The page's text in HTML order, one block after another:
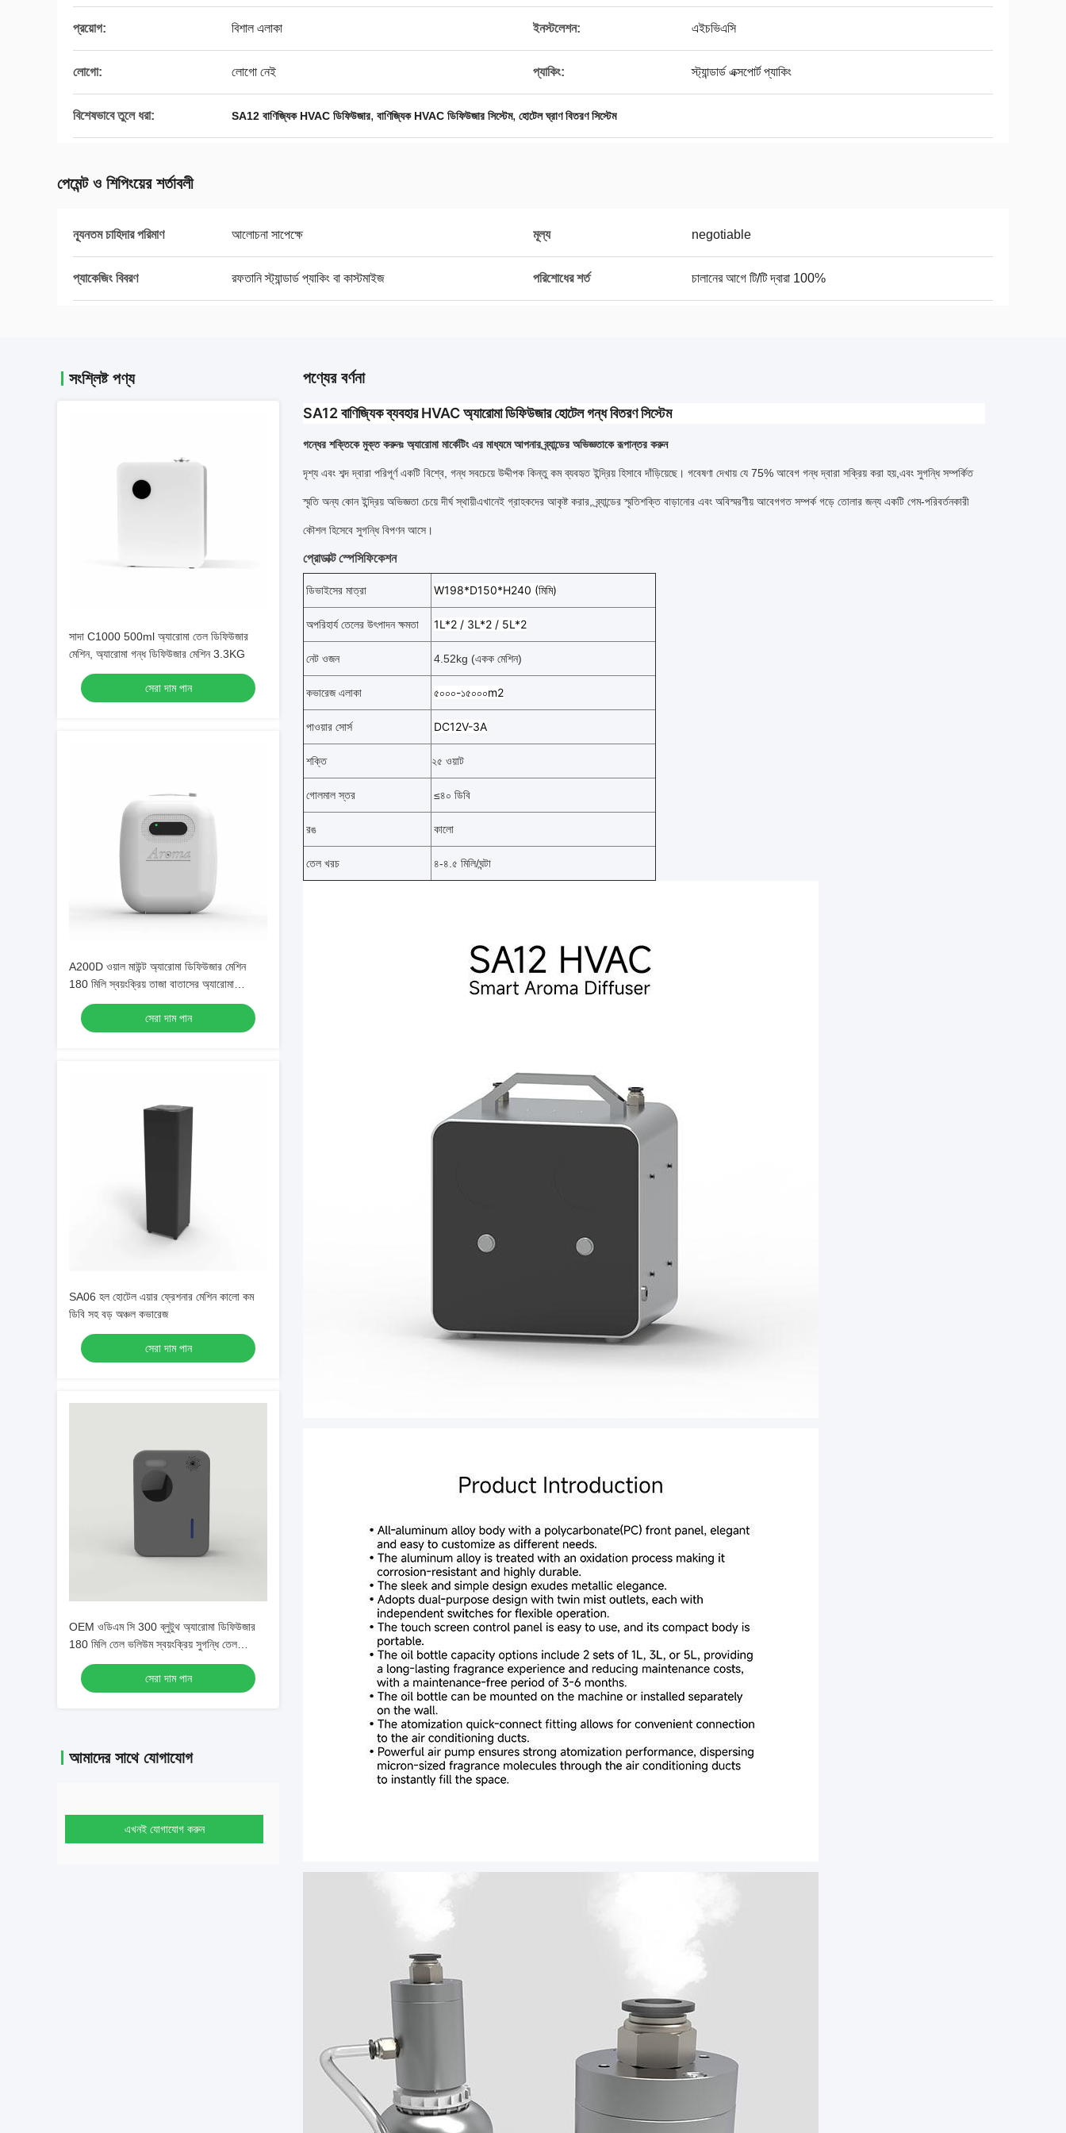
প্রয়োগ: বিশাল এলাকা ইনস্টলেশন: এইচভিএসি
লোগো: লোগো নেই প্যাকিং: স্ট্যান্ডার্ড এক্সপোর্ট প্যাকিং
বিশেষভাবে তুলে ধরা: SA12 বাণিজ্যিক HVAC ডিফিউজার, বাণিজ্যিক HVAC ডিফিউজার সিস্টেম, হোটেল ঘ্রাণ বিতরণ সিস্টেম
পেমেন্ট ও শিপিংয়ের শর্তাবলী
ন্যূনতম চাহিদার পরিমাণ আলোচনা সাপেক্ষে মূল্য negotiable
প্যাকেজিং বিবরণ রফতানি স্ট্যান্ডার্ড প্যাকিং বা কাস্টমাইজ পরিশোধের শর্ত চালানের আগে টি/টি দ্বারা 100%
সংশ্লিষ্ট পণ্য
সাদা C1000 500ml অ্যারোমা তেল ডিফিউজার
মেশিন, অ্যারোমা গন্ধ ডিফিউজার মেশিন 3.3KG
সেরা দাম পান
A200D ওয়াল মাউন্ট অ্যারোমা ডিফিউজার মেশিন
180 মিলি স্বয়ংক্রিয় তাজা বাতাসের অ্যারোমা
ডিফিউজার
সেরা দাম পান
SA06 হল হোটেল এয়ার ফ্রেশনার মেশিন কালো কম
ডিবি সহ বড় অঞ্চল কভারেজ
সেরা দাম পান
OEM ওডিএম সি 300 ব্লুটুথ অ্যারোমা ডিফিউজার
180 মিলি তেল ভলিউম স্বয়ংক্রিয় সুগন্ধি তেল
ডিসপেনসর
সেরা দাম পান
আমাদের সাথে যোগাযোগ
এখনই যোগাযোগ করুন
পণ্যের বর্ণনা
SA12 বাণিজ্যিক ব্যবহার HVAC অ্যারোমা ডিফিউজার হোটেল গন্ধ বিতরণ সিস্টেম
গন্ধের শক্তিকে মুক্ত করুনঃ অ্যারোমা মার্কেটিং এর মাধ্যমে আপনার ব্র্যান্ডের অভিজ্ঞতাকে রূপান্তর করুন
দৃশ্য এবং শব্দ দ্বারা পরিপূর্ণ একটি বিশ্বে, গন্ধ সবচেয়ে উদ্দীপক কিন্তু কম ব্যবহৃত ইন্দ্রিয় হিসাবে দাঁড়িয়েছে। গবেষণা দেখায় যে 75% আবেগ গন্ধ দ্বারা সক্রিয় করা হয়,এবং সুগন্ধি সম্পর্কিত
স্মৃতি অন্য কোন ইন্দ্রিয় অভিজ্ঞতা চেয়ে দীর্ঘ স্থায়ীএখানেই গ্রাহকদের আকৃষ্ট করার, ব্র্যান্ডের স্মৃতিশক্তি বাড়ানোর এবং অবিস্মরণীয় আবেগগত সম্পর্ক গড়ে তোলার জন্য একটি গেম-পরিবর্তনকারী
কৌশল হিসেবে সুগন্ধি বিপণন আসে।
প্রোডাক্ট স্পেসিফিকেশন
ডিভাইসের মাত্রা W198*D150*H240 (মিমি)
অপরিহার্য তেলের উৎপাদন ক্ষমতা 1L*2 / 3L*2 / 5L*2
নেট ওজন 4.52kg (একক মেশিন)
কভারেজ এলাকা ৫০০০-১৫০০০m2
পাওয়ার সোর্স DC12V-3A
শক্তি ২৫ ওয়াট
গোলমাল স্তর ≤৪০ ডিবি
রঙ কালো
তেল খরচ ৪-৪.৫ মিলি/ঘন্টা